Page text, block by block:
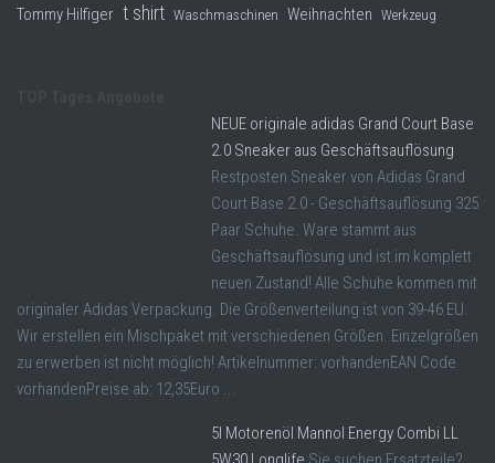
Tommy Hilfiger t shirt Waschmaschinen Weihnachten Werkzeug
NEUE originale adidas Grand Court Base
2.0 Sneaker aus Geschäftsauflösung
Restposten Sneaker von Adidas Grand
Court Base 2.0 - Geschäftsauflösung 325
Paar Schuhe. Ware stammt aus
Geschäftsauflösung und ist im komplett
neuen Zustand! Alle Schuhe kommen mit
originaler Adidas Verpackung. Die Größenverteilung ist von 39-46 EU.
Wir erstellen ein Mischpaket mit verschiedenen Größen. Einzelgrößen
zu erwerben ist nicht möglich! Artikelnummer: vorhandenEAN Code
vorhandenPreise ab: 12,35Euro ...
5l Motorenöl Mannol Energy Combi LL